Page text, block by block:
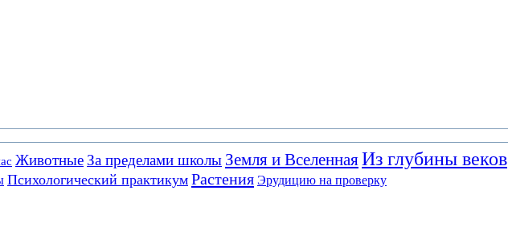
Животные За пределами школы Земля и ВселеннаяИз глубины веков
Психологический практикум Растения Эрудицию на проверку